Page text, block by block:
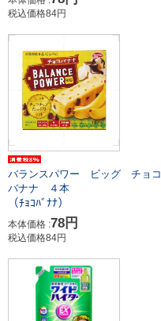
税込価格84円
バランスパワー ビッグ チョコ
バナナ ４本
（ﾁｮｺﾊﾞﾅﾅ）
本体価格 :78円
税込価格84円